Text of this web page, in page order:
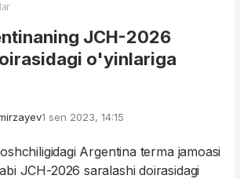
JCH-2026
o'yinlariga
1 sen 2023, 14:15
Argentina terma jamoasi
JCH-2026 saralashi doirasidagi